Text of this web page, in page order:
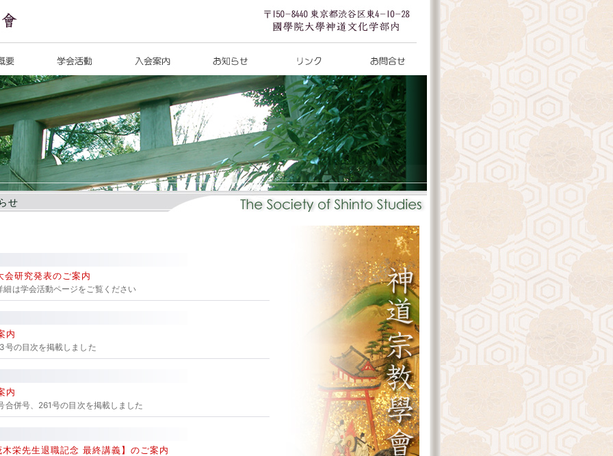
せ
研究発表のご案内
は学会活動ページをご覧ください
内
号の目次を掲載しました
内
併号、261号の目次を掲載しました
栄先生退職記念 最終講義】のご案内